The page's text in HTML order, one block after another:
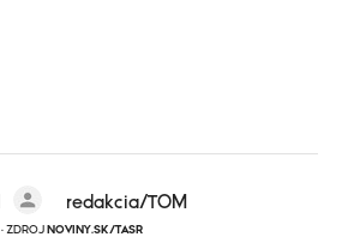
redakcia/TOM
· ZDROJ NOVINY.SK/TASR